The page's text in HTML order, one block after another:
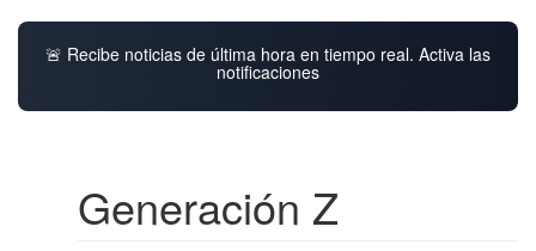
🚨 Recibe noticias de última hora en tiempo real. Activa las
notificaciones
Generación Z